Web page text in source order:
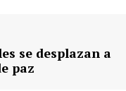
se desplazan a
paz